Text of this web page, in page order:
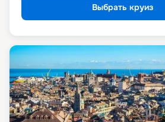
Выбрать круиз